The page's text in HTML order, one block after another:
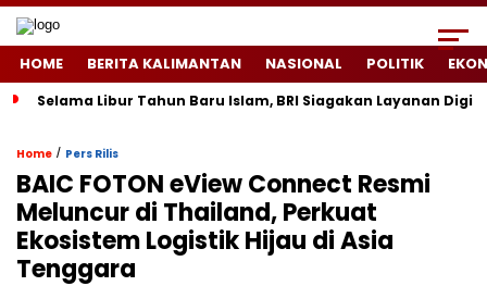
HOME BERITA KALIMANTAN NASIONAL POLITIK
Selama Libur Tahun Baru Islam, BRI Siagakan Layanan
Home / Pers Rilis
BAIC FOTON eView Connect Resmi
Meluncur di Thailand, Perkuat
Ekosistem Logistik Hijau di Asia
Tenggara